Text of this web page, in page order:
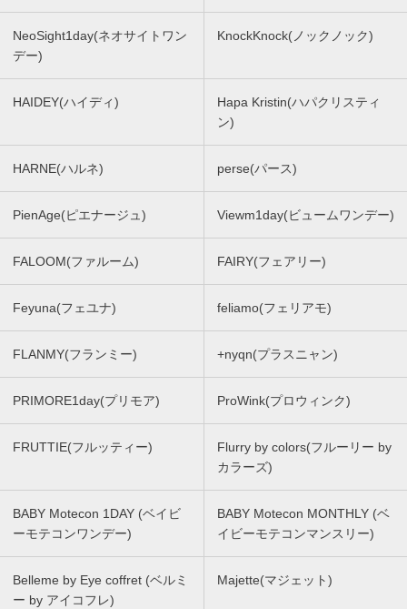
NeoSight1day(ネオサイトワン
デー)
KnockKnock(ノックノック)
HAIDEY(ハイディ)
Hapa Kristin(ハパクリスティ
ン)
HARNE(ハルネ) perse(パース)
PienAge(ピエナージュ) Viewm1day(ビュームワンデー)
FALOOM(ファルーム) FAIRY(フェアリー)
Feyuna(フェユナ) feliamo(フェリアモ)
FLANMY(フランミー) +nyqn(プラスニャン)
PRIMORE1day(プリモア) ProWink(プロウィンク)
FRUTTIE(フルッティー)
Flurry by colors(フルーリー by
カラーズ)
BABY Motecon 1DAY (ベイビ
ーモテコンワンデー)
BABY Motecon MONTHLY (ベ
イビーモテコンマンスリー)
Belleme by Eye coffret (ベルミ
ー by アイコフレ)
Majette(マジェット)